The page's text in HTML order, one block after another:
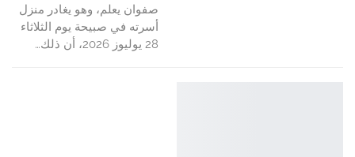
صفوان يعلم، وهو يغادر منزل
أسرته في صبيحة يوم الثلاثاء
28 يوليوز 2026، أن ذلك…